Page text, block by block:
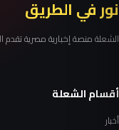
نور في الطريق
الشعلة منصة إخبارية مصرية
أقسام الشعلة
أخبار